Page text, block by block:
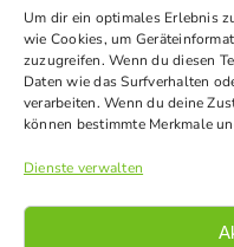
Um dir ein optimales Erlebnis
wie Cookies, um
zuzugreifen. Wenn du diesen
Daten wie das Surfverhalten
verarbeiten. Wenn du deine
können bestimmte Merkmale
Dienste verwalten
Webseite:
SOZIALE